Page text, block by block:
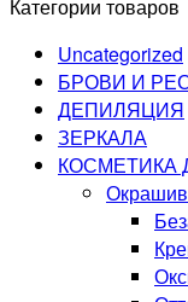
Категории товаров
Uncategorized
БРОВИ И
ДЕПИЛЯЦИЯ
ЗЕРКАЛА
КОСМЕТИКА